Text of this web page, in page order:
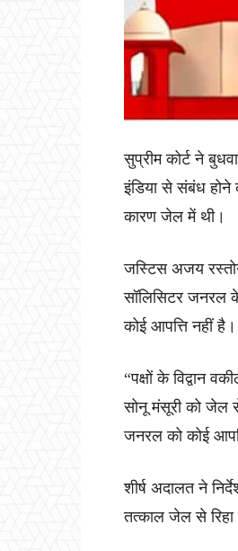
सुप्रीम कोर्ट ने
इंडिया से संबंध होने
कारण जेल में थी।
जस्टिस अजय
सॉलिसिटर जनरल के
कोई आपत्ति नहीं है।
“पक्षों के विद्वान
सोनू मंसूरी को जेल
जनरल को कोई
शीर्ष अदालत ने
तत्काल जेल से रिहा